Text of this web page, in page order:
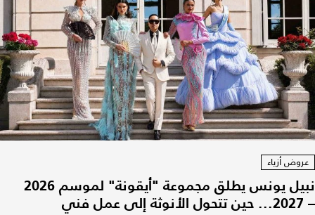
عروض أزياء
نبيل يونس يطلق مجموعة "أيقونة" لموسم 2026
– 2027... حين تتحول الأنوثة إلى عمل فني